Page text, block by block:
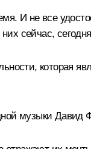
И не все
сейчас,
которая
музыки Давид